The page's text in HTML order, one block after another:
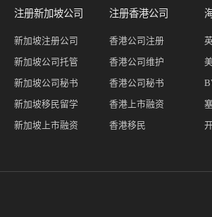
注册新加坡公司
新加坡注册公司
新加坡公司托管
新加坡公司秘书
新加坡移民留学
新加坡上市融资
注册香港公司
香港公司注册
香港公司维护
香港公司秘书
香港上市融资
香港移民